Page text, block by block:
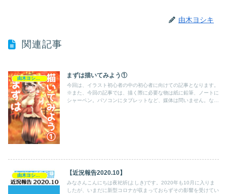
由木ヨシキ
関連記事
まずは描いてみよう①
今回は、イラスト初心者の中の初心者に向けての記事となります。
※また、今回の記事では、描く際に必要な物は紙に鉛筆、ノートに
シャーペン。パソコンにタブレットなど、媒体は問いません。なの
【近況報告2020.10】
みなさんこんにちは夜祀祈(よしき)です。2020年も10月に入りま
したが、いまだに新型コロナが収まっておらずその影響を受けてい